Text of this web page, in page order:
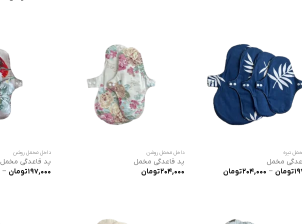
تیره
مخمل
تومان –
204,000تومانمحدوده
قیمت:
داخل مخمل روشن
پد قاعدگی مخمل
204,000تومان
داخل مخمل روشن
پد قاعدگی مخمل
197,000تومان –